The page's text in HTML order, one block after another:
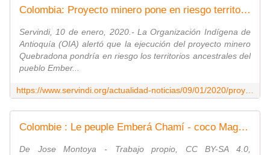
Colombia: Proyecto minero pone en riesgo territorio de pueblo Embera Chamí
Servindi, 10 de enero, 2020.- La Organización Indígena de
Antioquía (OIA) alertó que la ejecución del proyecto minero
Quebradona pondría en riesgo los territorios ancestrales del
pueblo Ember...
Colombie : Le peuple Emberá Chamí - coco Magnanville
De Jose Montoya - Trabajo propio, CC BY-SA 4.0,